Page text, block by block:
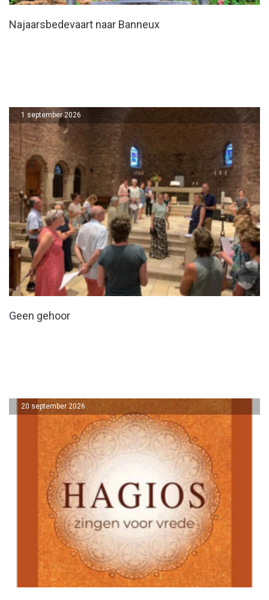
Najaarsbedevaart naar Banneux
Geen gehoor
1 september 2026
20 september 2026